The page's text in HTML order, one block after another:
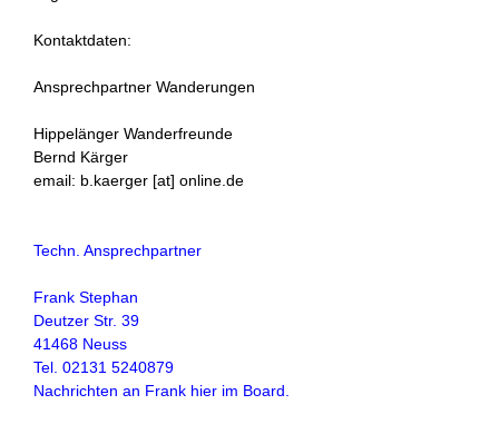
Kontaktdaten:
Ansprechpartner Wanderungen
Hippelänger Wanderfreunde
Bernd Kärger
email: b.kaerger [at] online.de
Techn. Ansprechpartner
Frank Stephan
Deutzer Str. 39
41468 Neuss
Tel. 02131 5240879
Nachrichten an Frank hier im Board.